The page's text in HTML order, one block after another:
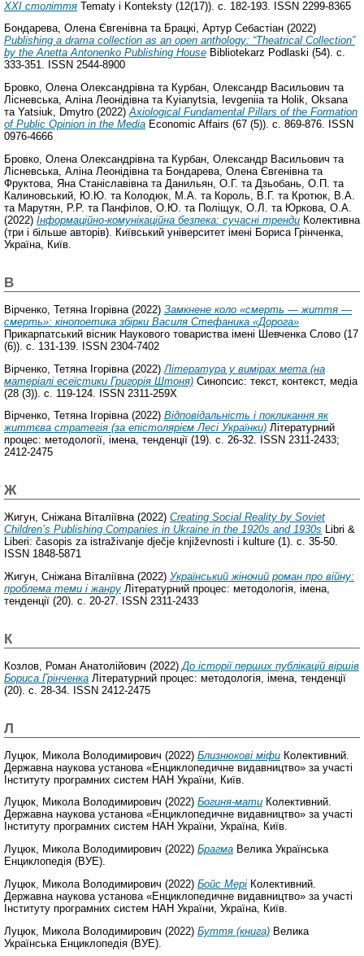
ХХІ століття Tematy i Konteksty (12(17)). с. 182-193. ISSN 2299-8365
Бондарева, Олена Євгенівната Брацкі, Артур Себастіан (2022)
Publishing a drama collection as an open anthology: “Theatrical Collection”
by the Anetta Antonenko Publishing House Bibliotekarz Podlaski (54). с.
333-351. ISSN 2544-8900
Бровко, Олена Олександрівната Курбан, Олександр Васильович та
Лісневська, Аліна Леонідівната Kyianytsia, Ievgeniiaта Holik, Oksana
та Yatsiuk, Dmytro (2022)Axiological Fundamental Pillars of the Formation
of Public Opinion in the Media Economic Affairs (67 (5)). с. 869-876. ISSN
0976-4666
Бровко, Олена Олександрівната Курбан, Олександр Васильович та
Лісневська, Аліна Леонідівната Бондарева, Олена Євгенівната
Фруктова, Яна Станіславівната Данильян, О.Г. та Дзьобань, О.П. та
Калиновський, Ю.Ю. та Колодюк, М.А. та Король, В.Г. та Кротюк, В.А.
та Марутян, Р.Р. та Панфілов, О.Ю. та Поліщук, О.Л. та Юркова, О.А.
(2022) Інформаційно-комунікаційна безпека: сучасні тренди Колективна
(три і більше авторів). Київський університет імені Бориса Грінченка,
Україна, Київ.
В
Вірченко, Тетяна Ігорівна (2022) Замкнене коло «смерть — життя —
смерть»: кінопоетика збірки Василя Стефаника «Дорога»
Прикарпатський вісник Наукового товариства імені Шевченка Слово (17
(6)). с. 131-139. ISSN 2304-7402
Вірченко, Тетяна Ігорівна (2022) Література у вимірах мета (на
матеріалі есеїстики Григорія Штоня) Синопсис: текст, контекст, медіа
(28 (3)). с. 119-124. ISSN 2311-259X
Вірченко, Тетяна Ігорівна(2022) Відповідальність і покликання як
життєва стратегія (за епістолярієм Лесі Українки) Літературний
процес: методології, імена, тенденції (19). с. 26-32. ISSN 2311-2433;
2412-2475
Ж
Жигун, Сніжана Віталіївна(2022) Creating Social Reality by Soviet
Children’s Publishing Companies in Ukraine in the 1920s and 1930s Libri &
Liberi: časopis za istraživanje dječje književnosti i kulture (1). с. 35-50.
ISSN 1848-5871
Жигун, Сніжана Віталіївна (2022) Український жіночий роман про війну:
проблема теми і жанру Літературний процес: методологія, імена,
тенденції (20). с. 20-27. ISSN 2311-2433
К
Козлов, Роман Анатолійович (2022) До історії перших публікацій віршів
Бориса Грінченка Літературний процес: методологія, імена, тенденції
(20). с. 28-34. ISSN 2412-2475
Л
Луцюк, Микола Володимирович (2022) Близнюкові міфи Колективний.
Державна наукова установа «Енциклопедичне видавництво» за участі
Інституту програмних систем НАН України, Київ.
Луцюк, Микола Володимирович (2022) Богиня-мати Колективний.
Державна наукова установа «Енциклопедичне видавництво» за участі
Інституту програмних систем НАН України, Україна, Київ.
Луцюк, Микола Володимирович (2022) Брагма Велика Українська
Енциклопедія (ВУЕ).
Луцюк, Микола Володимирович (2022) Бойс Мері Колективний.
Державна наукова установа «Енциклопедичне видавництво» за участі
Інституту програмних систем НАН України, Україна, Київ.
Луцюк, Микола Володимирович (2022) Буття (книга) Велика
Українська Енциклопедія (ВУЕ).